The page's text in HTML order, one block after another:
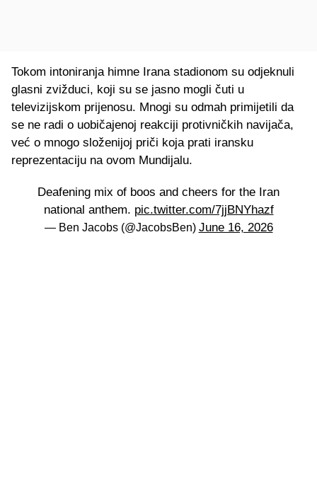
Tokom intoniranja himne Irana stadionom su odjeknuli
glasni zvižduci, koji su se jasno mogli čuti u
televizijskom prijenosu. Mnogi su odmah primijetili da
se ne radi o uobičajenoj reakciji protivničkih navijača,
već o mnogo složenijoj priči koja prati iransku
reprezentaciju na ovom Mundijalu.
Deafening mix of boos and cheers for the Iran
national anthem. pic.twitter.com/7jjBNYhazf
— Ben Jacobs (@JacobsBen) June 16, 2026